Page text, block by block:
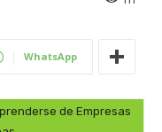
WhatsApp
de Empresas